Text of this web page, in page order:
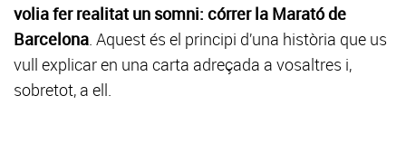
volia fer realitat un somni: córrer la Marató de
Barcelona. Aquest és el principi d’una història que us
vull explicar en una carta adreçada a vosaltres i,
sobretot, a ell.